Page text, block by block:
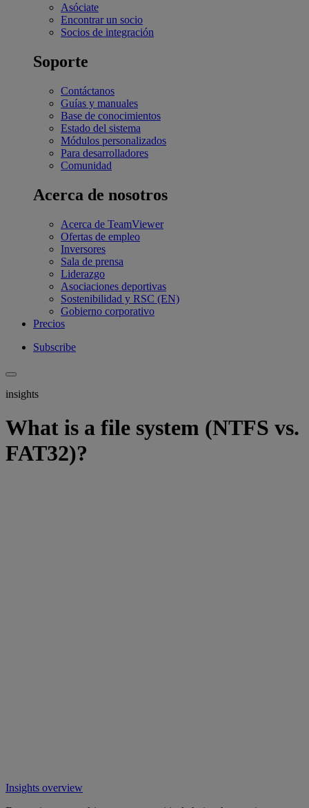
Asóciate
Encontrar un socio
Socios de integración
Soporte
Contáctanos
Guías y manuales
Base de conocimientos
Estado del sistema
Módulos personalizados
Para desarrolladores
Comunidad
Acerca de nosotros
Acerca de TeamViewer
Ofertas de empleo
Inversores
Sala de prensa
Liderazgo
Asociaciones deportivas
Sostenibilidad y RSC (EN)
Gobierno corporativo
Precios
Subscribe
insights
What is a file system (NTFS vs.
FAT32)?
Insights overview